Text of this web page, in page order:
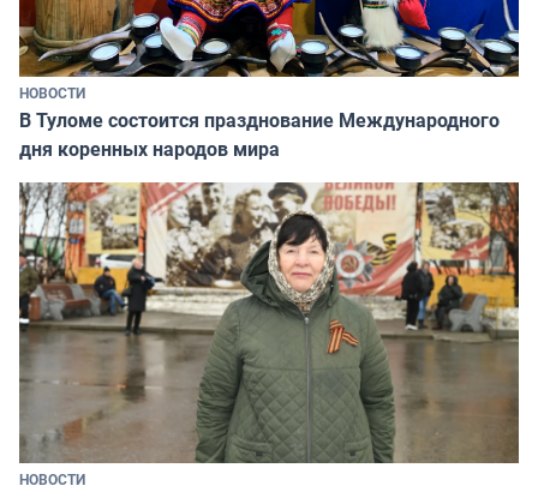
НОВОСТИ
В Туломе состоится празднование Международного
дня коренных народов мира
НОВОСТИ